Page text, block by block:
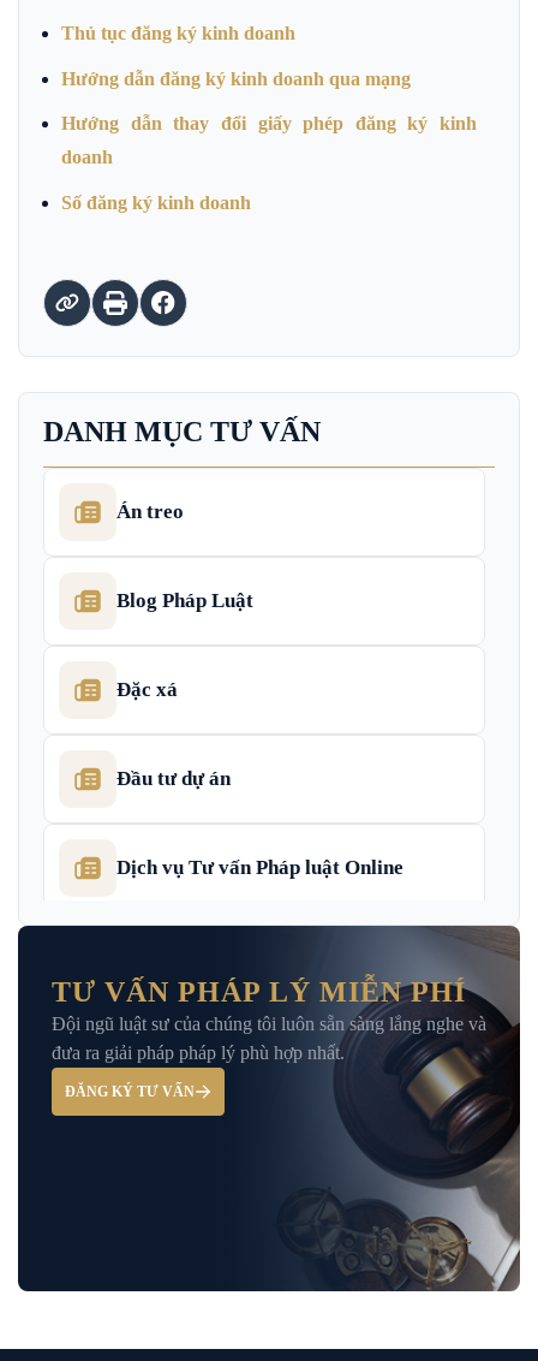
DANH MỤC TƯ VẤN
Án treo
Blog Pháp Luật
Đặc xá
Đầu tư dự án
Dịch vụ Tư vấn Pháp luật Online
Giải Đáp – Tư Vấn Pháp Luật Hình Sự
Hỏi đáp và tư vấn pháp luật
Luật Bảo Hiểm Xã Hội
TƯ VẤN PHÁP LÝ MIỄN PHÍ
Đội ngũ luật sư của chúng tôi luôn sẵn sàng lắng nghe và
đưa ra giải pháp pháp lý phù hợp nhất.
ĐĂNG KÝ TƯ VẤN
Thủ tục đăng ký kinh doanh
Hướng dẫn đăng ký kinh doanh qua mạng
Hướng dẫn thay đổi giấy phép đăng ký kinh
doanh
Số đăng ký kinh doanh